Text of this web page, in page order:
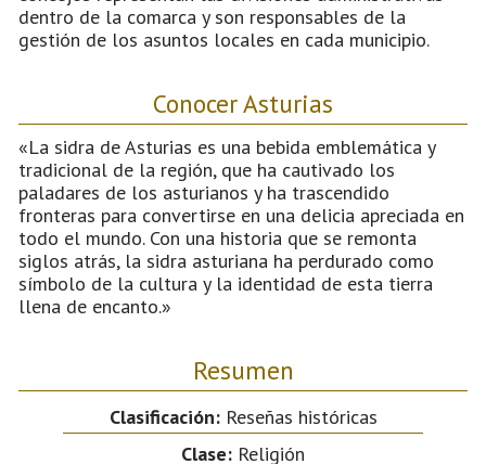
dentro de la comarca y son responsables de la
gestión de los asuntos locales en cada municipio.
Conocer Asturias
«La sidra de Asturias es una bebida emblemática y
tradicional de la región, que ha cautivado los
paladares de los asturianos y ha trascendido
fronteras para convertirse en una delicia apreciada en
todo el mundo. Con una historia que se remonta
siglos atrás, la sidra asturiana ha perdurado como
símbolo de la cultura y la identidad de esta tierra
llena de encanto.»
Resumen
Clasificación:Reseñas históricas
Clase: Religión